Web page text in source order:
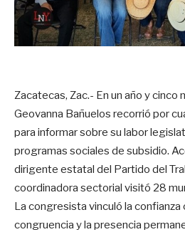
Zacatecas, Zac.- En un año y cinco
Geovanna Bañuelos recorrió por
para informar sobre su labor
programas sociales de subsidio.
dirigente estatal del Partido del
coordinadora sectorial visitó 28
La congresista vinculó la confianza
congruencia y la presencia